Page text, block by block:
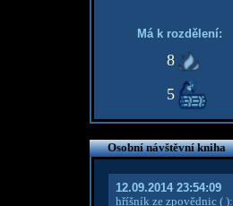
Má k rozdělení:
8
5
Osobní návštěvní kniha
12.09.2014 23:54:09
hříšník ze zpovědnic( ):